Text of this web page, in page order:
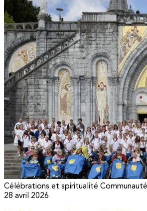
Célébrations et spiritualité
28 avril 2026